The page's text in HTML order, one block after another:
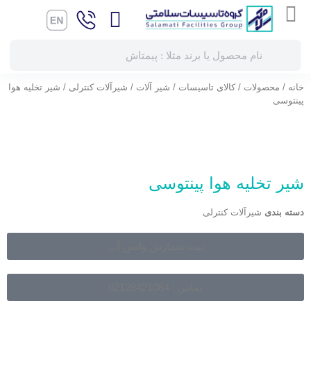
خانه / محصولات / کالای تاسیسات / شیر آلات / شیرآلات کنترلی / شیر تخلیه هوا
پینتوسی
شیر تخلیه هوا پینتوسی
دسته بندی شیرآلات کنترلی